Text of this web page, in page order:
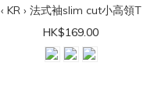
‹ KR › 法式袖slim cut小高領T
HK$169.00